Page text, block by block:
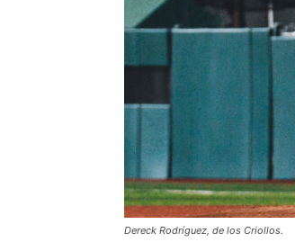
Dereck Rodríguez, de los Criollos.